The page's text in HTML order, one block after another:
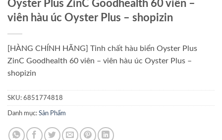
Oyster Plus ZinC Goodhealth 60 viên –
viên hàu úc Oyster Plus – shopizin
[HÀNG CHÍNH HÃNG] Tinh chất hàu biển Oyster Plus
ZinC Goodhealth 60 viên – viên hàu úc Oyster Plus –
shopizin
SKU: 6851774818
Danh mục: Sản Phẩm